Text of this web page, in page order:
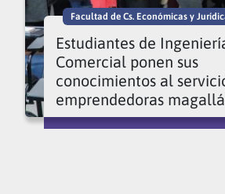
Facultad de Cs. Económicas y
Estudiantes de
Comercial ponen sus
conocimientos al
emprendedoras